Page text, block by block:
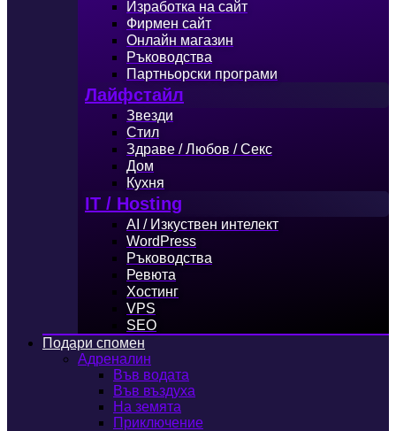
Изработка на сайт
Фирмен сайт
Онлайн магазин
Ръководства
Партньорски програми
Лайфстайл
Звезди
Стил
Здраве / Любов / Секс
Дом
Кухня
IT / Hosting
AI / Изкуствен интелект
WordPress
Ръководства
Ревюта
Хостинг
VPS
SEO
Подари спомен
Адреналин
Във водата
Във въздуха
На земята
Приключение